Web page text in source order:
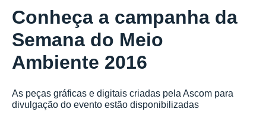
Conheça a campanha da
Semana do Meio
Ambiente 2016
As peças gráficas e digitais criadas pela Ascom para
divulgação do evento estão disponibilizadas